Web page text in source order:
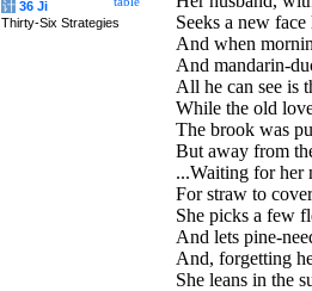
Seeks a new
And when
And mandarin-
All he can see is
While the old
The brook was
But away from
...Waiting for her
For straw to
She picks a few
And lets pine-
And, forgetting
She leans in the
计 36 Ji
Thirty-Six Strategies